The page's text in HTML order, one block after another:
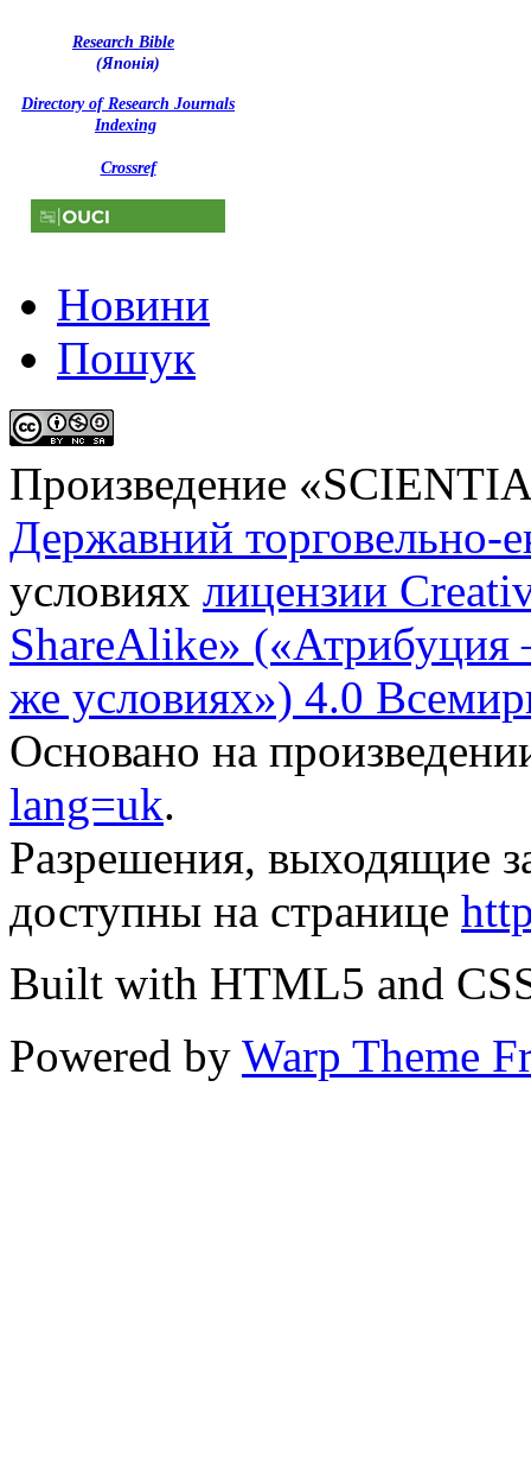
Research Bible
(Японія)
Directory of Research Journals
Indexing
Crossref
Новини
Пошук
Произведение «
Державний торговельно-
условиях лицензии
ShareAlike»
же условиях») 4.0
Основано на
lang=uk.
Разрешения, выходящие
доступны на странице
Built with HTML5 and
Powered by Warp Theme